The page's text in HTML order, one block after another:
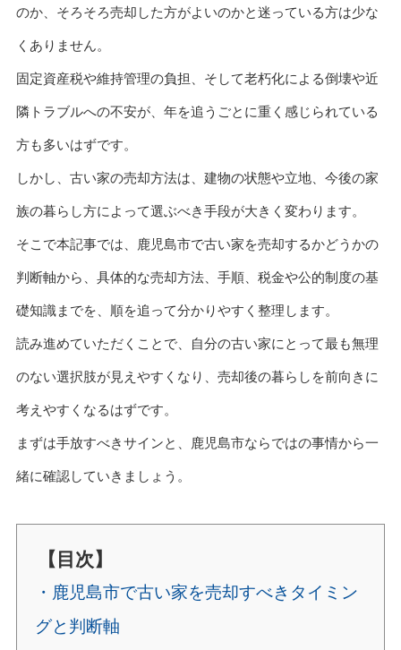
のか、そろそろ売却した方がよいのかと迷っている方は少な
くありません。
固定資産税や維持管理の負担、そして老朽化による倒壊や近
隣トラブルへの不安が、年を追うごとに重く感じられている
方も多いはずです。
しかし、古い家の売却方法は、建物の状態や立地、今後の家
族の暮らし方によって選ぶべき手段が大きく変わります。
そこで本記事では、鹿児島市で古い家を売却するかどうかの
判断軸から、具体的な売却方法、手順、税金や公的制度の基
礎知識までを、順を追って分かりやすく整理します。
読み進めていただくことで、自分の古い家にとって最も無理
のない選択肢が見えやすくなり、売却後の暮らしを前向きに
考えやすくなるはずです。
まずは手放すべきサインと、鹿児島市ならではの事情から一
緒に確認していきましょう。
【目次】
・鹿児島市で古い家を売却すべきタイミン
グと判断軸